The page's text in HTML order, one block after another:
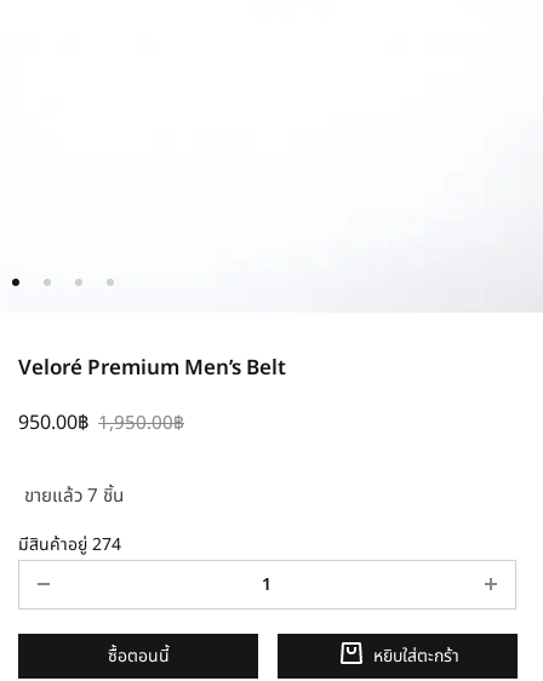
Veloré Premium Men’s Belt
950.00฿ 1,950.00฿
ขายแล้ว 7 ชิ้น
มีสินค้าอยู่ 274
ซื้อตอนนี้ หยิบใส่ตะกร้า